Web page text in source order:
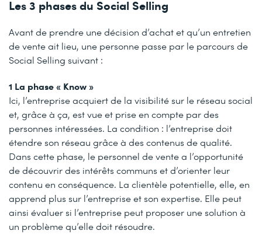
Les 3 phases du Social Selling
Avant de prendre une décision d’achat et qu’un entretien
de vente ait lieu, une personne passe par le parcours de
Social Selling suivant :
1 La phase « Know »
Ici, l’entreprise acquiert de la visibilité sur le réseau social
et, grâce à ça, est vue et prise en compte par des
personnes intéressées. La condition : l’entreprise doit
étendre son réseau grâce à des contenus de qualité.
Dans cette phase, le personnel de vente a l’opportunité
de découvrir des intérêts communs et d’orienter leur
contenu en conséquence. La clientèle potentielle, elle, en
apprend plus sur l’entreprise et son expertise. Elle peut
ainsi évaluer si l’entreprise peut proposer une solution à
un problème qu’elle doit résoudre.